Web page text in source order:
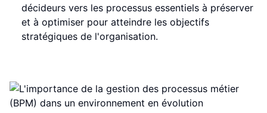
décideurs vers les processus essentiels à préserver
et à optimiser pour atteindre les objectifs
stratégiques de l'organisation.